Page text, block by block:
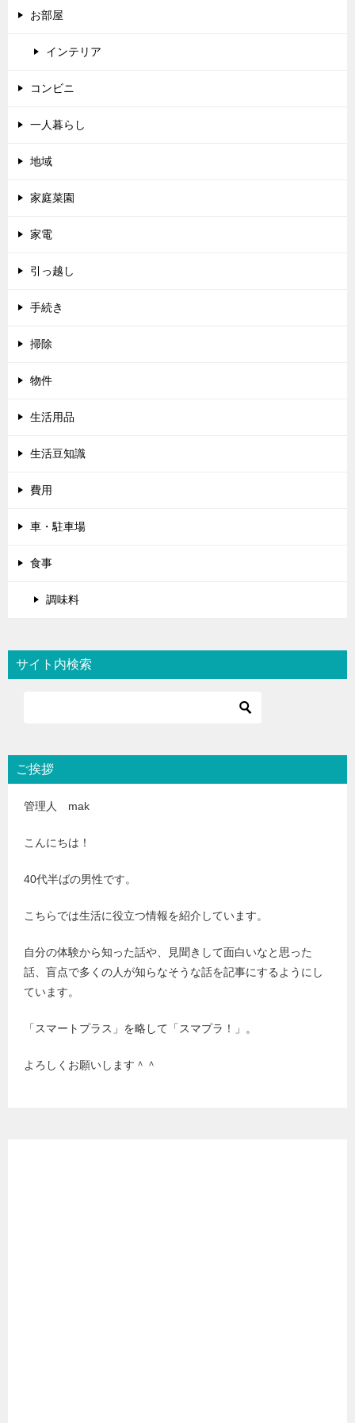
お部屋
インテリア
コンビニ
一人暮らし
地域
家庭菜園
家電
引っ越し
手続き
掃除
物件
生活用品
生活豆知識
費用
車・駐車場
食事
調味料
サイト内検索
ご挨拶
管理人 mak
こんにちは！
40代半ばの男性です。
こちらでは生活に役立つ情報を紹介しています。
自分の体験から知った話や、見聞きして面白いなと思った
話、盲点で多くの人が知らなそうな話を記事にするようにし
ています。
「スマートプラス」を略して「スマプラ！」。
よろしくお願いします＾＾